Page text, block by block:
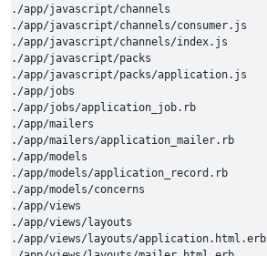
./app/javascript/channels
./app/javascript/channels/consumer.js
./app/javascript/channels/index.js
./app/javascript/packs
./app/javascript/packs/application.js
./app/jobs
./app/jobs/application_job.rb
./app/mailers
./app/mailers/application_mailer.rb
./app/models
./app/models/application_record.rb
./app/models/concerns
./app/views
./app/views/layouts
./app/views/layouts/application.html.erb